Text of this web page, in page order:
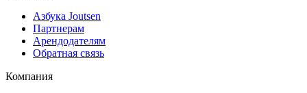
Азбука Joutsen
Партнерам
Арендодателям
Обратная связь
Компания